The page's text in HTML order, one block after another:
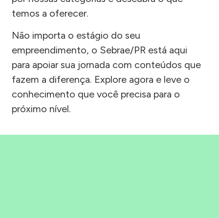
temos a oferecer.
Não importa o estágio do seu
empreendimento, o Sebrae/PR está aqui
para apoiar sua jornada com conteúdos que
fazem a diferença. Explore agora e leve o
conhecimento que você precisa para o
próximo nível.